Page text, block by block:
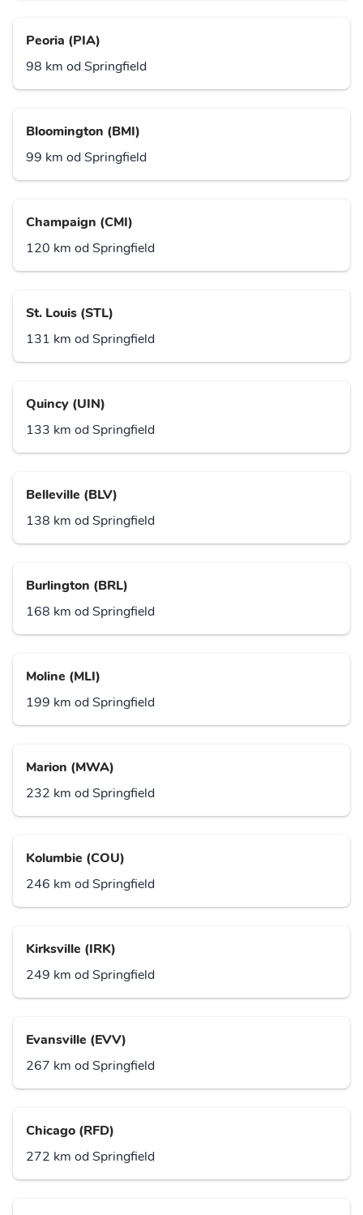
Peoria (PIA)
98 km od Springfield
Bloomington (BMI)
99 km od Springfield
Champaign (CMI)
120 km od Springfield
St. Louis (STL)
131 km od Springfield
Quincy (UIN)
133 km od Springfield
Belleville (BLV)
138 km od Springfield
Burlington (BRL)
168 km od Springfield
Moline (MLI)
199 km od Springfield
Marion (MWA)
232 km od Springfield
Kolumbie (COU)
246 km od Springfield
Kirksville (IRK)
249 km od Springfield
Evansville (EVV)
267 km od Springfield
Chicago (RFD)
272 km od Springfield